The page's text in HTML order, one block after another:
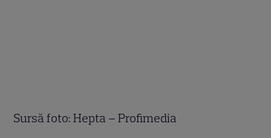
Sursă foto: Hepta – Profimedia